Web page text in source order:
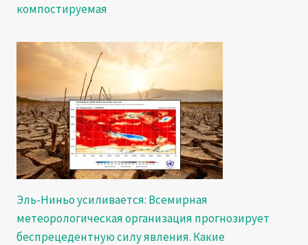
компостируемая
Эль-Ниньо усиливается: Всемирная
метеорологическая организация прогнозирует
беспрецедентную силу явления. Какие